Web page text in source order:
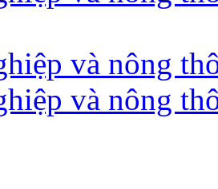
và nông
và nông